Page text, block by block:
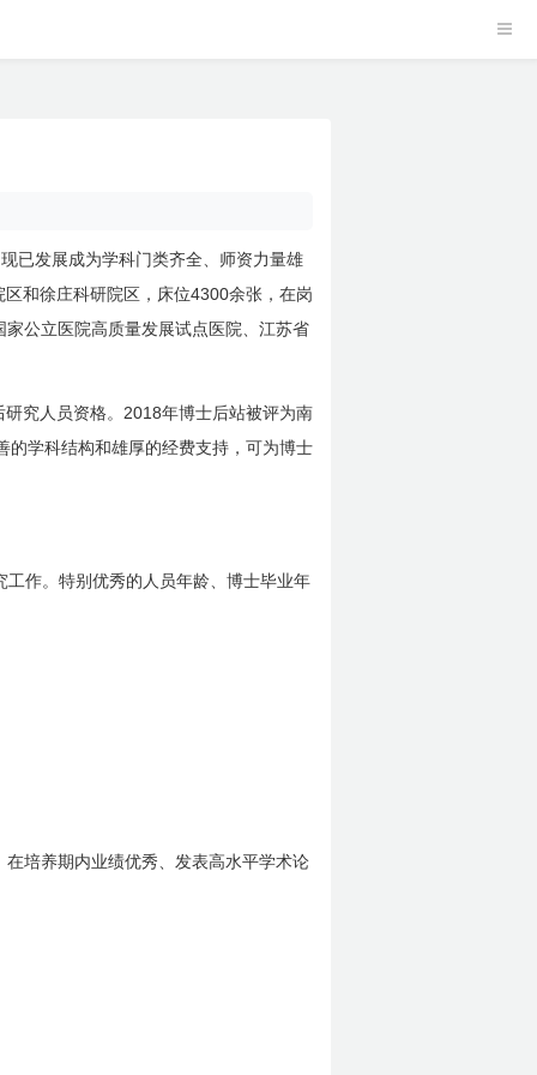
已发展成为学科门类齐全、师资力量雄
和徐庄科研院区，床位4300余张，在岗
家公立医院高质量发展试点医院、江苏省
究人员资格。 2018年博士后站被评为南
的学科结构和雄厚的经费支持，可为博士
作。特别优秀的人员年龄、博士毕业年
培养期内业绩优秀、发表高水平学术论